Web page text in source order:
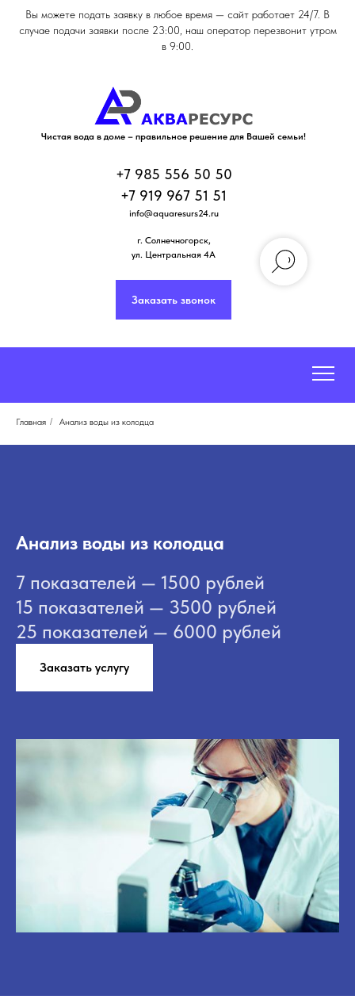
Вы можете подать заявку в любое время — сайт работает 24/7. В
случае подачи заявки после 23:00, наш оператор перезвонит утром
в 9:00.
Чистая вода в доме – правильное решение для Вашей семьи!
+7 985 556 50 50
+7 919 967 51 51
info@aquaresurs24.ru
г. Солнечногорск,
ул. Центральная 4А
Заказать звонок
Главная / Анализ воды из колодца
Анализ воды из колодца
7 показателей — 1500 рублей
15 показателей — 3500 рублей
25 показателей — 6000 рублей
Заказать услугу